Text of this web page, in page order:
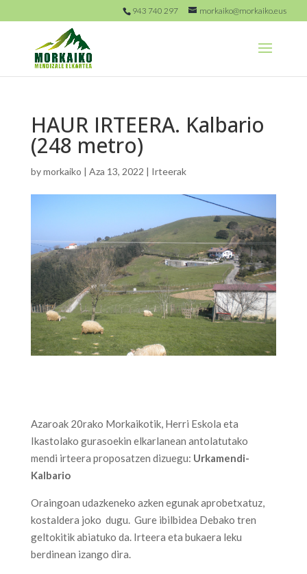
943 740 297 morkaiko@morkaiko.eus
HAUR IRTEERA. Kalbario
(248 metro)
bymorkaiko | Aza 13, 2022 | Irteerak
Azaroak 20rako Morkaikotik, Herri Eskola eta
Ikastolako gurasoekin elkarlanean antolatutako
mendi irteera proposatzen dizuegu: Urkamendi-
Kalbario
Oraingoan udazkeneko azken egunak aprobetxatuz,
kostaldera joko dugu. Gure ibilbidea Debako tren
geltokitik abiatuko da. Irteera eta bukaera leku
berdinean izango dira.